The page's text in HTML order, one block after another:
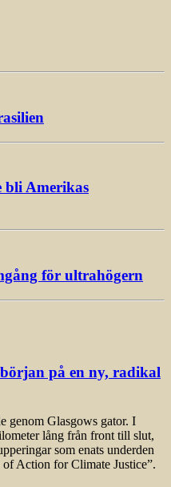
bli Amerikas
för ultrahögern
på en ny, radikal
genom Glasgows gator. I
lång från front till slut,
som enats underden
Action for Climate Justice”.